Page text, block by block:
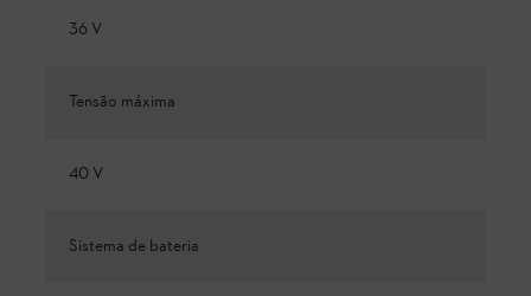
36 V
Tensão máxima
40 V
Sistema de bateria